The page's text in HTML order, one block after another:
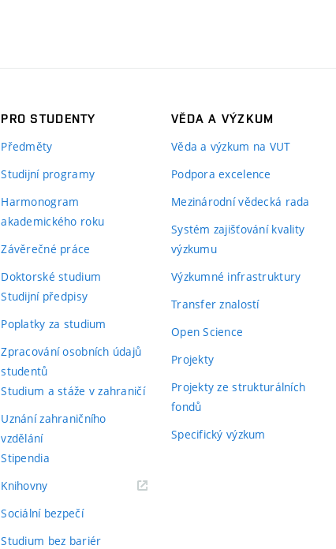
PRO STUDENTY
Předměty
Studijní programy
Harmonogram
akademického roku
Závěrečné práce
Doktorské studium
Studijní předpisy
Poplatky za studium
Zpracování osobních údajů
studentů
Studium a stáže v zahraničí
Uznání zahraničního
vzdělání
Stipendia
Knihovny(externí
Sociální bezpečí
Studium bez bariér
VĚDA A VÝZKUM
Věda a výzkum na VUT
Podpora excelence
Mezinárodní vědecká rada
Systém zajišťování kvality
výzkumu
Výzkumné infrastruktury
Transfer znalostí
Open Science
Projekty
Projekty ze strukturálních
fondů
Specifický výzkum